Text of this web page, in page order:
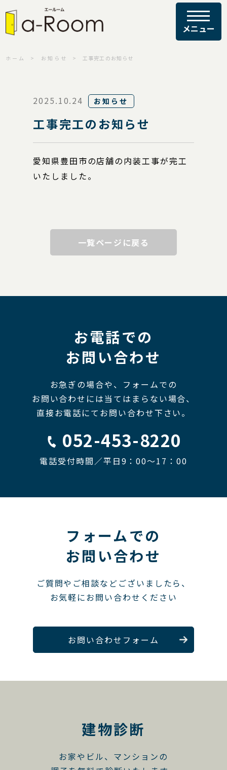
ホーム お知らせ 工事完工のお知らせ
2025.10.24 お知らせ
工事完工のお知らせ
愛知県豊田市の店舗の内装工事が完工
いたしました。
一覧ページに戻る
お電話での
お問い合わせ
お急ぎの場合や、フォームでの
お問い合わせには当てはまらない場合、
直接お電話にてお問い合わせ下さい。
052-453-8220
電話受付時間／平日9：00〜17：00
フォームでの
お問い合わせ
ご質問やご相談などございましたら、
お気軽にお問い合わせください
お問い合わせフォーム
建物診断
お家やビル、マンションの